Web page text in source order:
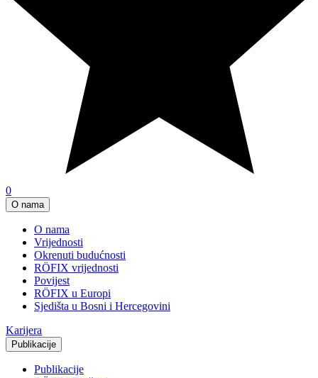
0
O nama
O nama
Vrijednosti
Okrenuti budućnosti
RÖFIX vrijednosti
Povijest
RÖFIX u Europi
Sjedišta u Bosni i Hercegovini
Karijera
Publikacije
Publikacije